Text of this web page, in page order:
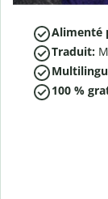
Alimenté
Traduit:
100 %